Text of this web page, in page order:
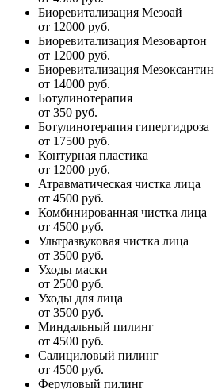
Биоревитализация Мезоай
от 12000 руб.
Биоревитализация Мезовартон
от 12000 руб.
Биоревитализация Мезоксантин
от 14000 руб.
Ботулинотерапия
от 350 руб.
Ботулинотерапия гипергидроза
от 17500 руб.
Контурная пластика
от 12000 руб.
Атравматическая чистка лица
от 4500 руб.
Комбинированная чистка лица
от 4500 руб.
Ультразвуковая чистка лица
от 3500 руб.
Уходы маски
от 2500 руб.
Уходы для лица
от 3500 руб.
Миндальный пилинг
от 4500 руб.
Салициловый пилинг
от 4500 руб.
Феруловый пилинг